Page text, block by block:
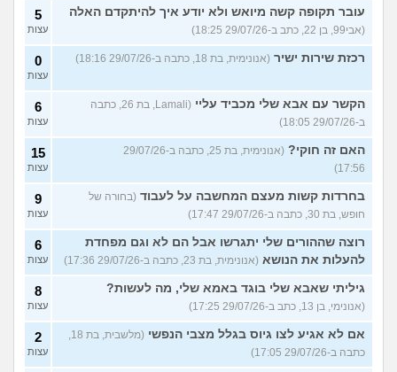
עובר תקופה קשה מיואש ולא יודע איך להיתקדם האלה
(אבי99, בן 22, כתב ב-29/07/26 18:25)
5
עצות
רכזת שירות ישיר (אנונימית, בת 18, כתבה ב-29/07/26 18:16) 0
עצות
הקשר עם אבא שלי מכביד עליי
(Lamali, בת 26, כתבה
ב-29/07/26 18:05)
6
עצות
האם זה חוקי?
(אנונימית, בת 25, כתבה ב-29/07/26
17:56)
15
עצות
בחרדות קשות מעצם המחשבה על לעבוד (בחורה של
חופש, בת 30, כתבה ב-29/07/26 17:47)
9
עצות
רוצה שההורים שלי יתגרשו אבל הם לא וגם מפחדת
להעלות את הנושא (אנונימית, בת 23, כתבה ב-29/07/26 17:36)
6
עצות
גיליתי שאבא שלי בוגד באמא שלי, מה לעשות?
(אנונימי, בן 13, כתב ב-29/07/26 17:25)
8
עצות
אם לא אגיע לצו גיוס בגלל מצבי הנפשי
(מלשבית, בת 18,
כתבה ב-29/07/26 17:05)
2
עצות